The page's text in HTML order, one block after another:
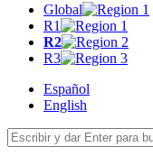
Global
R1
R2
R3
Español
English